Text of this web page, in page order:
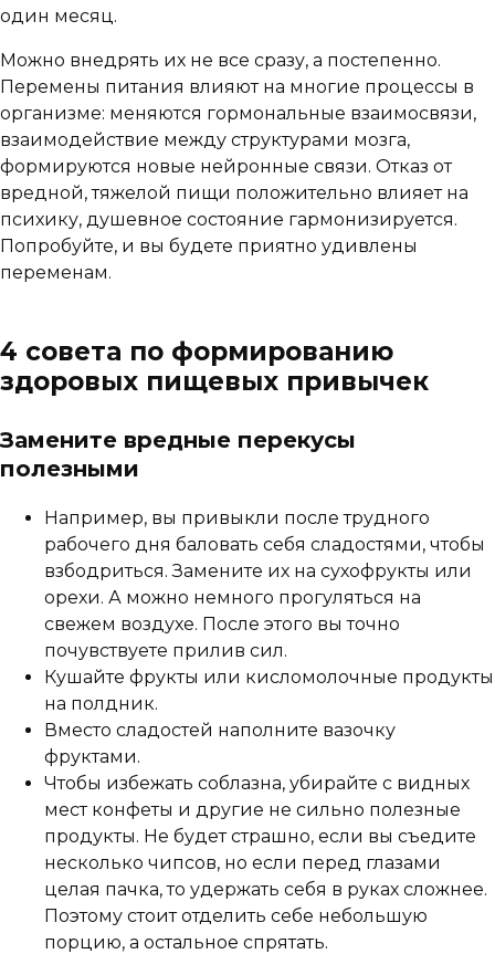
один месяц.
Можно внедрять их не все сразу, а постепенно.
Перемены питания влияют на многие процессы в
организме: меняются гормональные взаимосвязи,
взаимодействие между структурами мозга,
формируются новые нейронные связи. Отказ от
вредной, тяжелой пищи положительно влияет на
психику, душевное состояние гармонизируется.
Попробуйте, и вы будете приятно удивлены
переменам.
4 совета по формированию
здоровых пищевых привычек
Замените вредные перекусы
полезными
Например, вы привыкли после трудного
рабочего дня баловать себя сладостями, чтобы
взбодриться. Замените их на сухофрукты или
орехи. А можно немного прогуляться на
свежем воздухе. После этого вы точно
почувствуете прилив сил.
Кушайте фрукты или кисломолочные продукты
на полдник.
Вместо сладостей наполните вазочку
фруктами.
Чтобы избежать соблазна, убирайте с видных
мест конфеты и другие не сильно полезные
продукты. Не будет страшно, если вы съедите
несколько чипсов, но если перед глазами
целая пачка, то удержать себя в руках сложнее.
Поэтому стоит отделить себе небольшую
порцию, а остальное спрятать.